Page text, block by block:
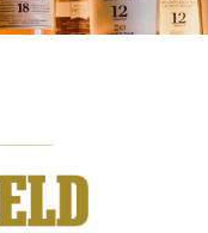
Land van herkomst
Ardbeg 14yo Anthology
144,99